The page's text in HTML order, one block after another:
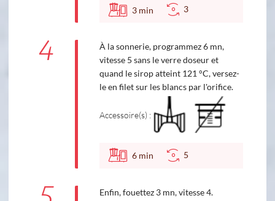
3 min 3
4
À la sonnerie, programmez 6 mn,
vitesse 5 sans le verre doseur et
quand le sirop atteint 121 °C, versez-
le en filet sur les blancs par l'orifice.
Accessoire(s) :
6 min 5
Enfin, fouettez 3 mn, vitesse 4.